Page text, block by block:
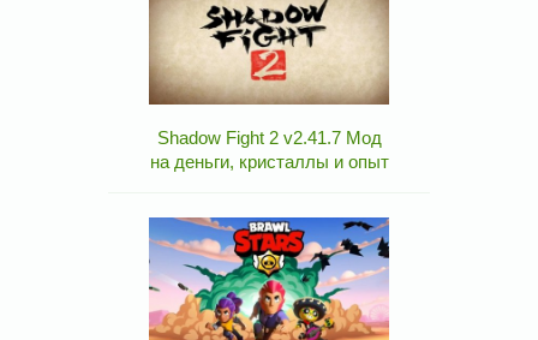
Shadow Fight 2 v2.41.7 Мод
на деньги, кристаллы и опыт